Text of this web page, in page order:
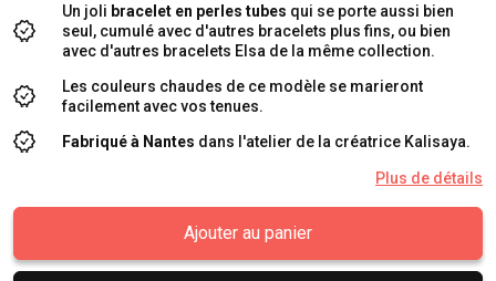
Un joli bracelet en perles tubes qui se porte aussi bien
seul, cumulé avec d'autres bracelets plus fins, ou bien
avec d'autres bracelets Elsa de la même collection.
Les couleurs chaudes de ce modèle se marieront
facilement avec vos tenues.
Fabriqué à Nantes dans l'atelier de la créatrice Kalisaya.
Plus de détails
Ajouter au panier